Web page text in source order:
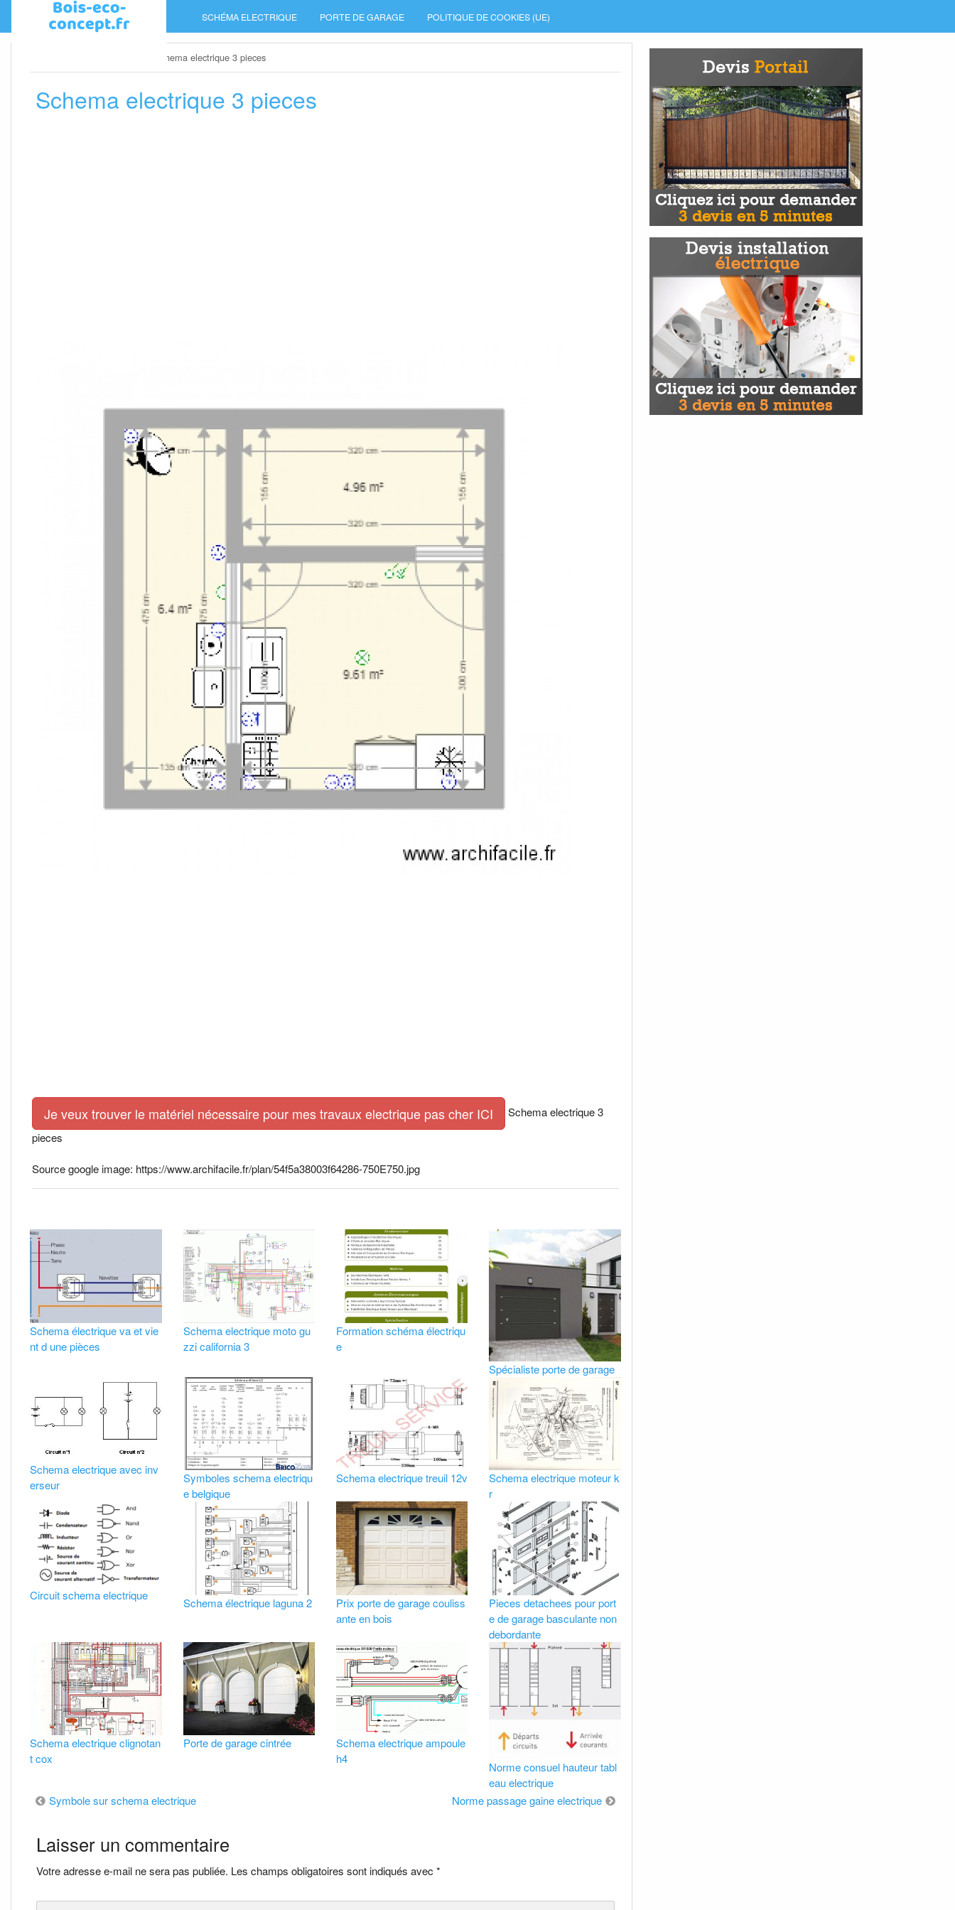
SCHÉMA ELECTRIQUE PORTE DE GARAGE POLITIQUE DE COOKIES (UE)
Schema electrique 3 pieces
Schema electrique 3 pieces
Je veux trouver le matériel nécessaire pour mes travaux electrique pas cher ICI
Schema electrique 3
pieces
Source google image: https://www.archifacile.fr/plan/54f5a38003f64286-750E750.jpg
Schema électrique va et vie
nt d une pièces
Schema electrique moto gu
zzi california 3
Formation schéma électriqu
e
Spécialiste porte de garage
Schema electrique avec inv
erseur
Symboles schema electriqu
e belgique
Schema electrique treuil 12v
Schema electrique moteur k
r
Circuit schema electrique
Schema électrique laguna 2
Prix porte de garage couliss
ante en bois
Pieces detachees pour port
e de garage basculante non
debordante
Schema electrique clignotan
t cox
Porte de garage cintrée
Schema electrique ampoule
h4
Norme consuel hauteur tabl
eau electrique
Navigation
de
l’article
Symbole sur schema electrique Norme passage gaine electrique
Laisser un commentaire
Votre adresse e-mail ne sera pas publiée. Les champs obligatoires sont indiqués avec *